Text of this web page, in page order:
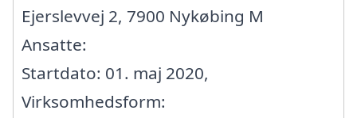
Ejerslevvej 2, 7900 Nykøbing M
Ansatte:
Startdato: 01. maj 2020,
Virksomhedsform: